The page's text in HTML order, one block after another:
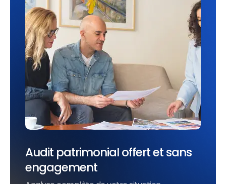
Audit patrimonial offert et sans
engagement